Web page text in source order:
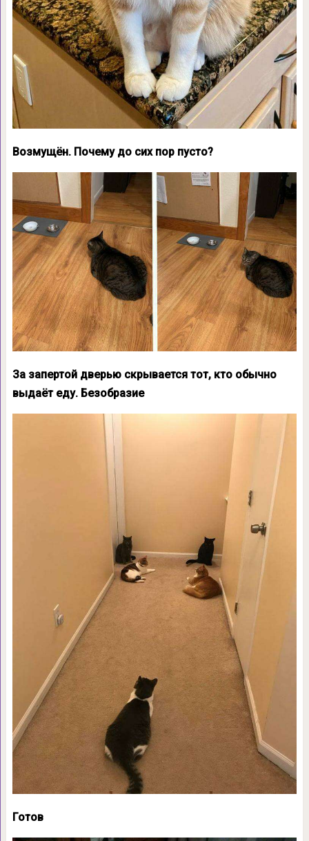
Возмущён. Почему до сих пор пусто?
За запертой дверью скрывается тот, кто обычно
выдаёт еду. Безобразие
Готов